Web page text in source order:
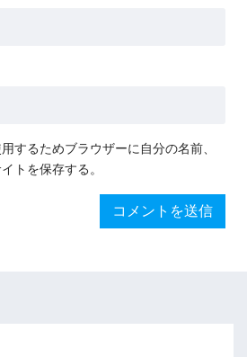
するためブラウザーに自分の名前、
トを保存する。